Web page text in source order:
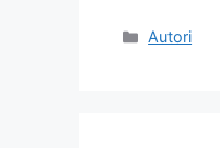
Categories
Autori